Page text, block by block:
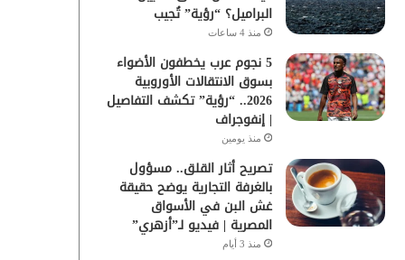
البراميل؟ “رؤية” تُجيب
منذ 4 ساعات
5 نجوم عرب يخطفون الأضواء
بسوق الانتقالات الأوروبية
2026.. “رؤية” تكشف التفاصيل
| إنفوجراف
منذ يومين
تصريح أثار القلق.. مسؤول
بالغرفة التجارية يوضح حقيقة
غش البن في الأسواق
المصرية | فيديو لـ”أزهري”
منذ 3 أيام